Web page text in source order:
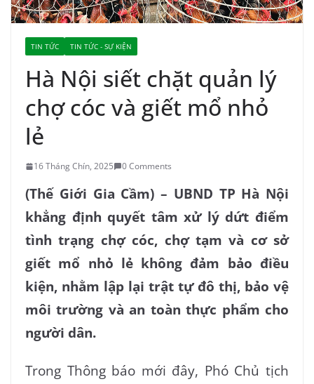
TIN TỨC TIN TỨC - SỰ KIỆN
Hà Nội siết chặt quản lý
chợ cóc và giết mổ nhỏ
lẻ
16 Tháng Chín, 2025 0 Comments
(Thế Giới Gia Cầm) – UBND TP Hà Nội
khẳng định quyết tâm xử lý dứt điểm
tình trạng chợ cóc, chợ tạm và cơ sở
giết mổ nhỏ lẻ không đảm bảo điều
kiện, nhằm lập lại trật tự đô thị, bảo vệ
môi trường và an toàn thực phẩm cho
người dân.
Trong Thông báo mới đây, Phó Chủ tịch